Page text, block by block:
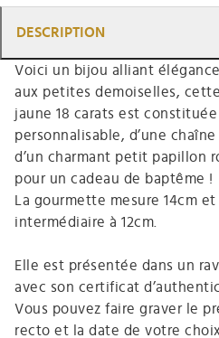
DESCRIPTION
Voici un bijou alliant
aux petites demoiselles,
jaune 18 carats est constituée
personnalisable, d’une
d’un charmant petit papillon
pour un cadeau de baptême !
La gourmette mesure 14cm
intermédiaire à 12cm.
Elle est présentée dans un
avec son certificat
Vous pouvez faire graver le
recto et la date de votre